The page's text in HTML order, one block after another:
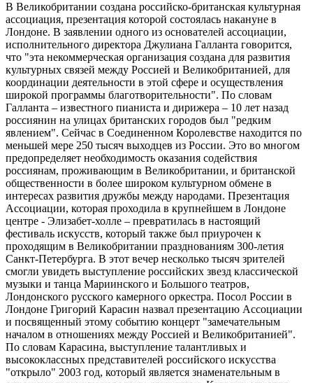
В Великобритании создана российско-британская культурная
ассоциация, презентация которой состоялась накануне в
Лондоне. В заявлении одного из основателей ассоциации,
исполнительного директора Джулиана Галланта говорится,
что "эта некоммерческая организация создана для развития
культурных связей между Россией и Великобританией, для
координации деятельности в этой сфере и осуществления
широкой программы благотворительности". По словам
Галланта – известного пианиста и дирижера – 10 лет назад
россиянин на улицах британских городов был "редким
явлением". Сейчас в Соединенном Королевстве находится по
меньшей мере 250 тысяч выходцев из России. Это во многом
предопределяет необходимость оказания содействия
россиянам, проживающим в Великобритании, и британской
общественности в более широком культурном обмене в
интересах развития дружбы между народами. Презентация
Ассоциации, которая проходила в крупнейшем в Лондоне
центре - Элизабет-холле – превратилась в настоящий
фестиваль искусств, который также был приурочен к
проходящим в Великобритании празднованиям 300-летия
Санкт-Петербурга. В этот вечер несколько тысяч зрителей
смогли увидеть выступление российских звезд классической
музыки и танца Мариинского и Большого театров,
Лондонского русского камерного оркестра. Посол России в
Лондоне Григорий Карасин назвал презентацию Ассоциации
и посвященный этому событию концерт "замечательным
началом в отношениях между Россией и Великобританией".
По словам Карасина, выступление талантливых и
высококлассных представителей российского искусства
"открыло" 2003 год, который является знаменательным в